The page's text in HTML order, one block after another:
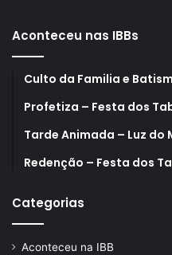
Aconteceu nas IBBs
Culto da Familia e
Profetiza – Festa dos
Tarde Animada – Luz do
Redenção – Festa dos
Categorias
Aconteceu na IBB